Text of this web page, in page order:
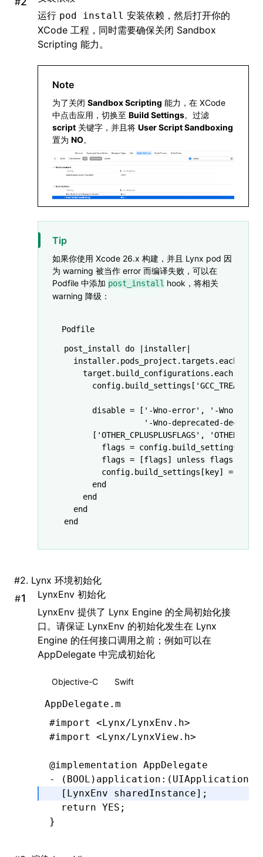
      'Log'
      'Http'
,
  ]
  pod
  pod
'XElement', '4.0.0'
end
运行 pod install 安装依赖，然后打开你的
XCode 工程，同时需要确保关闭 Sandbox
Scripting 能力。
Note
为了关闭 Sandbox Scripting 能力，在 XCode
中点击应用，切换至 Build Settings。过滤
script 关键字，并且将 User Script Sandboxing
置为 NO。
Tip
如果你使用 Xcode 26.x 构建，并且 Lynx pod 因
为 warning 被当作 error 而编译失败，可以在
Podfile 中添加 post_install hook，将相关
warning 降级：
Podfile
post_install do | installer|
  installer
. pods_project .targets . each
    target
. build_configurations . each
      config
. build_settings [
      disable
= [ '-Wno-error' ,
'-Wno-c99-
'-Wno-deprecated-
      [
'OTHER_CPLUSPLUSFLAGS' ,
        flags
= config. build_settings
        flags
= [flags] unless flags
        config
. build_settings [key] =
      end
    end
  end
end
#2. Lynx 环境初始化
#
LynxEnv 初始化
LynxEnv 提供了 Lynx Engine 的全局初始化接
口。请保证 LynxEnv 的初始化发生在 Lynx
Engine 的任何接口调用之前；例如可以在
AppDelegate 中完成初始化
Objective-C Swift
AppDelegate.m
#import
<Lynx/LynxEnv.h>
#import
<Lynx/LynxView.h>
@implementation AppDelegate
- ( BOOL ) application : (UIApplication
  [LynxEnv
sharedInstance];
  return
YES ;
}